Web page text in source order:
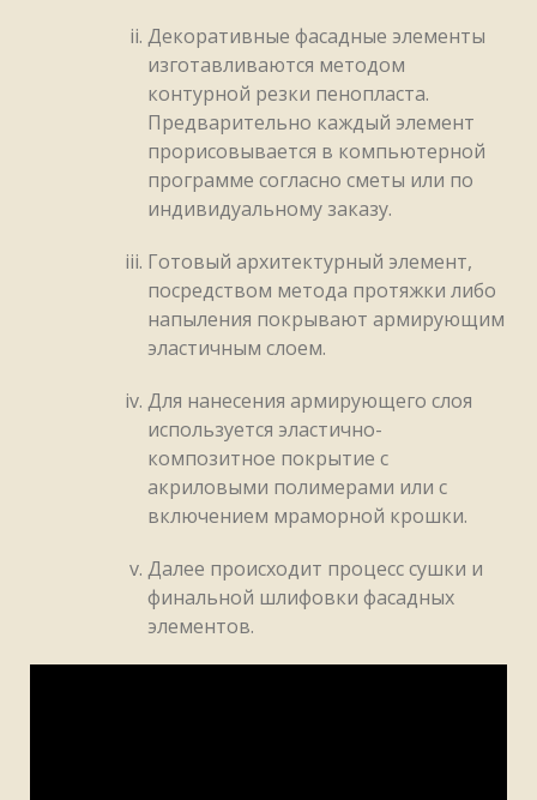
Декоративные фасадные элементы
изготавливаются методом
контурной резки пенопласта.
Предварительно каждый элемент
прорисовывается в компьютерной
программе согласно сметы или по
индивидуальному заказу.
Готовый архитектурный элемент,
посредством метода протяжки либо
напыления покрывают армирующим
эластичным слоем.
Для нанесения армирующего слоя
используется эластично-
композитное покрытие с
акриловыми полимерами или с
включением мраморной крошки.
Далее происходит процесс сушки и
финальной шлифовки фасадных
элементов.